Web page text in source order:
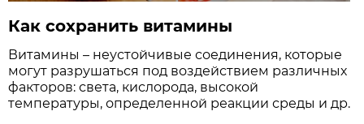
Как сохранить витамины
Витамины – неустойчивые соединения, которые
могут разрушаться под воздействием различных
факторов: света, кислорода, высокой
температуры, определенной реакции среды и др.